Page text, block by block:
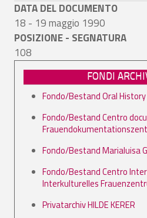
DATA DEL DOCUMENTO
18 - 19 maggio 1990
POSIZIONE - SEGNATURA
108
FONDI
Fondo/Bestand Oral History
Fondo/Bestand Centro
Fondo/Bestand Marialuisa
Fondo/Bestand Centro
Interkulturelles
Privatarchiv HILDE KERER